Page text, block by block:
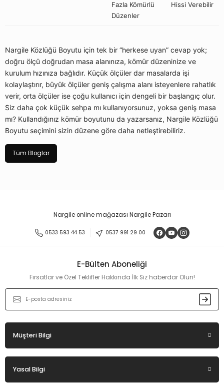
Fazla Kömürlü
Düzenler
Hissi Verebilir
Nargile Közlüğü Boyutu için tek bir “herkese uyan” cevap yok;
doğru ölçü doğrudan masa alanınıza, kömür düzeninize ve
kurulum hızınıza bağlıdır. Küçük ölçüler dar masalarda işi
kolaylaştırır, büyük ölçüler geniş çalışma alanı isteyenlere rahatlık
verir, orta ölçüler ise çoğu kullanıcı için dengeli bir başlangıç olur.
Siz daha çok küçük sehpa mı kullanıyorsunuz, yoksa geniş masa
mı? Kullandığınız kömür boyutunu da yazarsanız, Nargile Közlüğü
Boyutu seçimini sizin düzene göre daha netleştirebiliriz.
Tüm Bloglar
Nargile online mağazası Nargile Pazarı
0533 593 44 53 0537 991 29 00
E-Bülten Aboneliği
Fırsatlar ve Özel Teklifler Hakkında İlk Siz haberdar Olun!
Müşteri Bilgi
Yasal Bilgi